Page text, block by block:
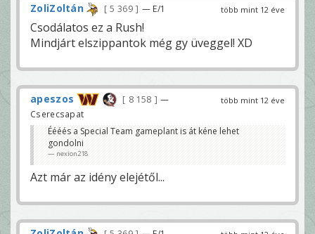
több mint 12 éve
ZoliZoltán 5 369 — E/1
Csodálatos ez a Rush!
Mindjárt elszippantok még gy üveggel! XD
több mint 12 éve
apeszos 8 158
—
Cserecsapat
Éééés a Special Team gameplant is át kéne lehet
gondolni
nexion218
Azt már az idény elejétől...